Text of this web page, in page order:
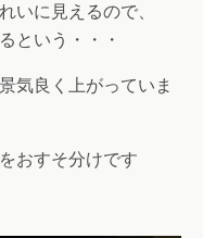
いに見えるので、
という・・・
気良く上がっていま
おすそ分けです